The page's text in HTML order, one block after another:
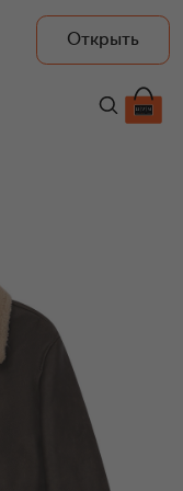
Открыть
38 200 ₽